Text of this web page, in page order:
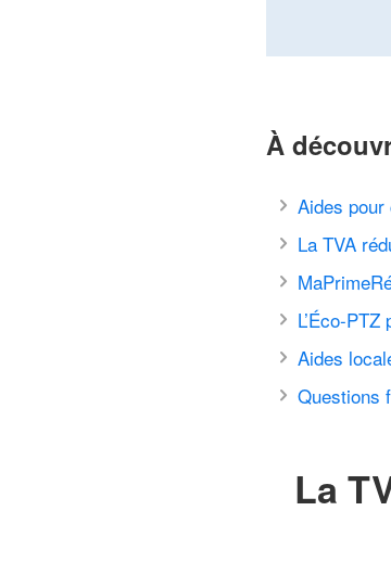
À
Aides pour
La TVA
L’Éco-
Aides
Questions
La